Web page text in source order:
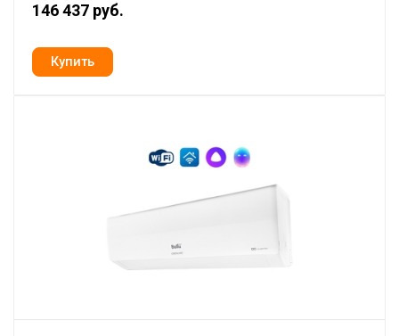
146 437 руб.